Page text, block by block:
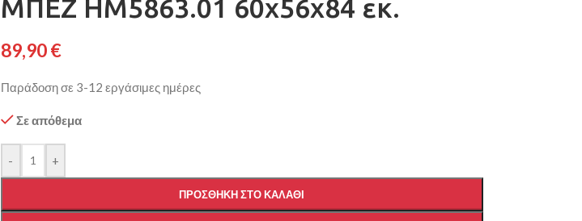
ΜΠΕΖ HM5863.01 60x56x84 εκ.
89,90€
Παράδοση σε 3-12 εργάσιμες ημέρες
Σε απόθεμα
- +
ΠΡΟΣΘΉΚΗ ΣΤΟ ΚΑΛΆΘΙ